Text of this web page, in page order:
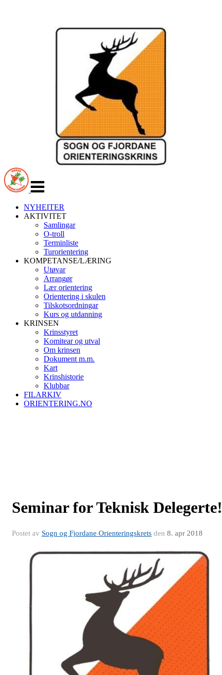
navigasjon
NYHEITER
AKTIVITET
Samlingar
O-troll
Terminliste
Turorientering
KOMPETANSE/LÆRING
Utøvar
Arrangør
Lær orientering
Orientering i skulen
Tilskotsordningar
Kurs og utdanning
KRINSEN
Krinsstyret
Komitear og utval
Om krinsen
Dokument m.m.
Kart
Krinshistorie
Klubbar
FILARKIV
ORIENTERING.NO
Seminar for Teknisk Delegerte!
Postet av Sogn og Fjordane Orienteringskrets den 8. apr 2018